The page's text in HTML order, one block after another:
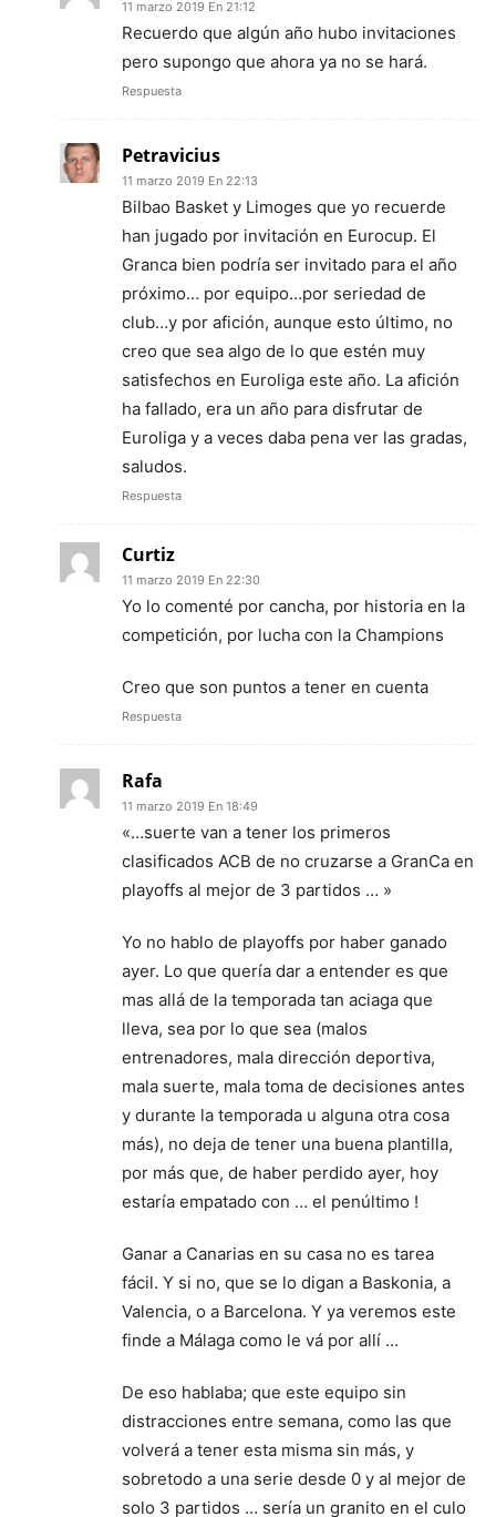
11 marzo 2019 En 21:12
Recuerdo que algún año hubo invitaciones
pero supongo que ahora ya no se hará.
Respuesta
Petravicius
11 marzo 2019 En 22:13
Bilbao Basket y Limoges que yo recuerde
han jugado por invitación en Eurocup. El
Granca bien podría ser invitado para el año
próximo… por equipo…por seriedad de
club…y por afición, aunque esto último, no
creo que sea algo de lo que estén muy
satisfechos en Euroliga este año. La afición
ha fallado, era un año para disfrutar de
Euroliga y a veces daba pena ver las gradas,
saludos.
Respuesta
Curtiz
11 marzo 2019 En 22:30
Yo lo comenté por cancha, por historia en la
competición, por lucha con la Champions
Creo que son puntos a tener en cuenta
Respuesta
Rafa
11 marzo 2019 En 18:49
«…suerte van a tener los primeros
clasificados ACB de no cruzarse a GranCa en
playoffs al mejor de 3 partidos … »
Yo no hablo de playoffs por haber ganado
ayer. Lo que quería dar a entender es que
mas allá de la temporada tan aciaga que
lleva, sea por lo que sea (malos
entrenadores, mala dirección deportiva,
mala suerte, mala toma de decisiones antes
y durante la temporada u alguna otra cosa
más), no deja de tener una buena plantilla,
por más que, de haber perdido ayer, hoy
estaría empatado con … el penúltimo !
Ganar a Canarias en su casa no es tarea
fácil. Y si no, que se lo digan a Baskonia, a
Valencia, o a Barcelona. Y ya veremos este
finde a Málaga como le vá por allí …
De eso hablaba; que este equipo sin
distracciones entre semana, como las que
volverá a tener esta misma sin más, y
sobretodo a una serie desde 0 y al mejor de
solo 3 partidos … sería un granito en el culo